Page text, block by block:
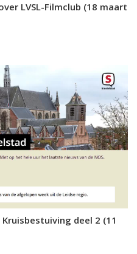
LVSL-Filmclub (18 maart
deel 2 (11